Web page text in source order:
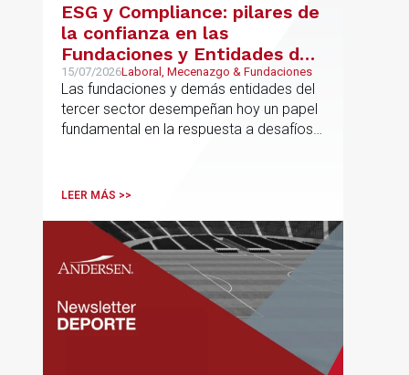
ESG y Compliance: pilares de
la confianza en las
Fundaciones y Entidades del
Tercer Sector – La confianza
ya no se presume, se
construye
15/07/2026Laboral, Mecenazgo & Fundaciones
Las fundaciones y demás entidades del
tercer sector desempeñan hoy un papel
fundamental en la respuesta a desafíos
LEER MÁS >>